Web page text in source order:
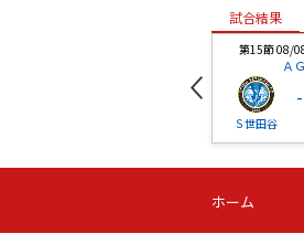
試合結果
第15節 08/
Ａ
Ｓ世田谷
-
第16節 09/
ニ
試合結果
ホーム